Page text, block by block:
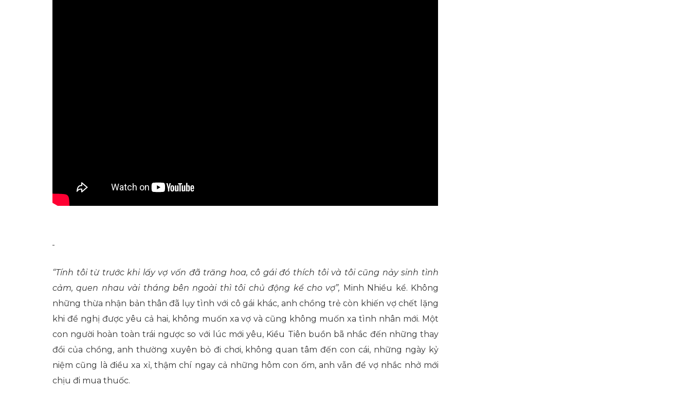
“Tính tôi từ trước khi lấy vợ vốn đã trăng hoa, cô gái đó thích tôi và tôi cũng nảy sinh tình
cảm, quen nhau vài tháng bên ngoài thì tôi chủ động kể cho vợ”, Minh Nhiều kể. Không
những thừa nhận bản thân đã lụy tình với cô gái khác, anh chồng trẻ còn khiến vợ chết lặng
khi đề nghị được yêu cả hai, không muốn xa vợ và cũng không muốn xa tình nhân mới. Một
con người hoàn toàn trái ngược so với lúc mới yêu, Kiều Tiên buồn bã nhắc đến những thay
đổi của chồng, anh thường xuyên bỏ đi chơi, không quan tâm đến con cái, những ngày kỷ
niệm cũng là điều xa xỉ, thậm chí ngay cả những hôm con ốm, anh vẫn để vợ nhắc nhở mới
chịu đi mua thuốc.